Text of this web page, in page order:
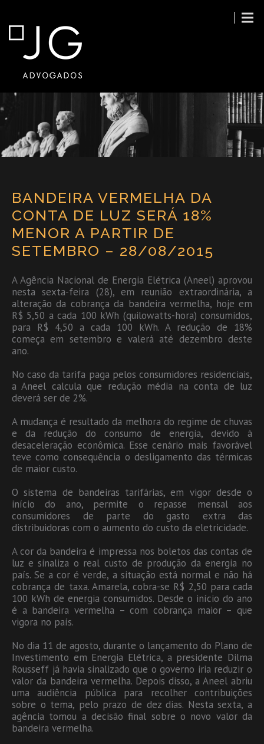
BANDEIRA VERMELHA DA
CONTA DE LUZ SERÁ 18%
MENOR A PARTIR DE
SETEMBRO – 28/08/2015
A Agência Nacional de Energia Elétrica (Aneel) aprovou
nesta sexta-feira (28), em reunião extraordinária, a
alteração da cobrança da bandeira vermelha, hoje em
R$ 5,50 a cada 100 kWh (quilowatts-hora) consumidos,
para R$ 4,50 a cada 100 kWh. A redução de 18%
começa em setembro e valerá até dezembro deste
ano.
No caso da tarifa paga pelos consumidores residenciais,
a Aneel calcula que redução média na conta de luz
deverá ser de 2%.
A mudança é resultado da melhora do regime de chuvas
e da redução do consumo de energia, devido à
desaceleração econômica. Esse cenário mais favorável
teve como consequência o desligamento das térmicas
de maior custo.
O sistema de bandeiras tarifárias, em vigor desde o
início do ano, permite o repasse mensal aos
consumidores de parte do gasto extra das
distribuidoras com o aumento do custo da eletricidade.
A cor da bandeira é impressa nos boletos das contas de
luz e sinaliza o real custo de produção da energia no
país. Se a cor é verde, a situação está normal e não há
cobrança de taxa. Amarela, cobra-se R$ 2,50 para cada
100 kWh de energia consumidos. Desde o início do ano
é a bandeira vermelha – com cobrança maior – que
vigora no país.
No dia 11 de agosto, durante o lançamento do Plano de
Investimento em Energia Elétrica, a presidente Dilma
Rousseff já havia sinalizado que o governo iria reduzir o
valor da bandeira vermelha. Depois disso, a Aneel abriu
uma audiência pública para recolher contribuições
sobre o tema, pelo prazo de dez dias. Nesta sexta, a
agência tomou a decisão final sobre o novo valor da
bandeira vermelha.